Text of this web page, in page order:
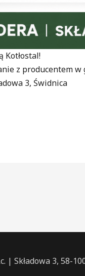
Kotłostal!
z producentem w
3, Świdnica
| Składowa 3, 58-